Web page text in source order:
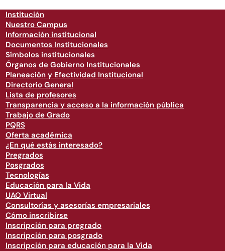
Institución
Nuestro Campus
Información institucional
Documentos Institucionales
Símbolos institucionales
Órganos de Gobierno Institucionales
Planeación y Efectividad Institucional
Directorio General
Lista de profesores
Transparencia y acceso a la información pública
Trabajo de Grado
PQRS
Oferta académica
¿En qué estás interesado?
Pregrados
Posgrados
Tecnologías
Educación para la Vida
UAO Virtual
Consultorías y asesorías empresariales
Cómo inscribirse
Inscripción para pregrado
Inscripción para posgrado
Inscripción para educación para la Vida